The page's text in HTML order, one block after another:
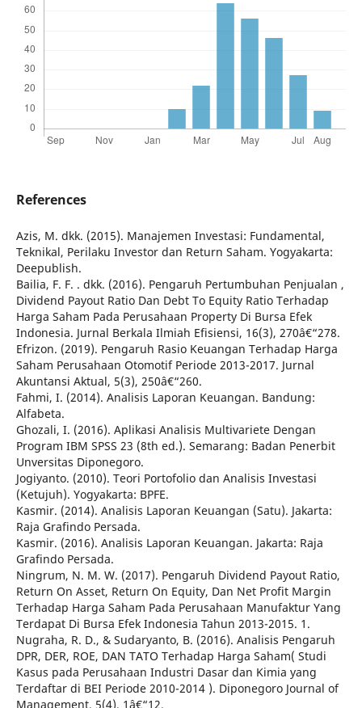
References
Azis, M. dkk. (2015). Manajemen Investasi: Fundamental,
Teknikal, Perilaku Investor dan Return Saham. Yogyakarta:
Deepublish.
Bailia, F. F. . dkk. (2016). Pengaruh Pertumbuhan Penjualan ,
Dividend Payout Ratio Dan Debt To Equity Ratio Terhadap
Harga Saham Pada Perusahaan Property Di Bursa Efek
Indonesia. Jurnal Berkala Ilmiah Efisiensi, 16(3), 270â€“278.
Efrizon. (2019). Pengaruh Rasio Keuangan Terhadap Harga
Saham Perusahaan Otomotif Periode 2013-2017. Jurnal
Akuntansi Aktual, 5(3), 250â€“260.
Fahmi, I. (2014). Analisis Laporan Keuangan. Bandung:
Alfabeta.
Ghozali, I. (2016). Aplikasi Analisis Multivariete Dengan
Program IBM SPSS 23 (8th ed.). Semarang: Badan Penerbit
Unversitas Diponegoro.
Jogiyanto. (2010). Teori Portofolio dan Analisis Investasi
(Ketujuh). Yogyakarta: BPFE.
Kasmir. (2014). Analisis Laporan Keuangan (Satu). Jakarta:
Raja Grafindo Persada.
Kasmir. (2016). Analisis Laporan Keuangan. Jakarta: Raja
Grafindo Persada.
Ningrum, N. M. W. (2017). Pengaruh Dividend Payout Ratio,
Return On Asset, Return On Equity, Dan Net Profit Margin
Terhadap Harga Saham Pada Perusahaan Manufaktur Yang
Terdapat Di Bursa Efek Indonesia Tahun 2013-2015. 1.
Nugraha, R. D., & Sudaryanto, B. (2016). Analisis Pengaruh
DPR, DER, ROE, DAN TATO Terhadap Harga Saham( Studi
Kasus pada Perusahaan Industri Dasar dan Kimia yang
Terdaftar di BEI Periode 2010-2014 ). Diponegoro Journal of
Management, 5(4), 1â€“12.